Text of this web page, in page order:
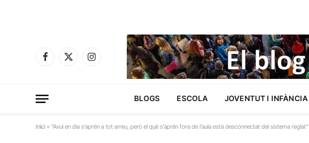
Facebook
X
Instagram
BLOGS ESCOLA JOVENTUT I INFÀNCIA
Inici » “Avui en dia s’aprèn a tot arreu, però el què s’aprèn fora de l’aula està desconnectat del sistema reglat”